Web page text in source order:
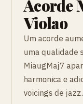
Acorde
Violao
Um acorde
uma qualidade
MiaugMaj7
harmonica e
voicings de jazz.